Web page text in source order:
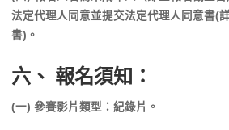
法定代理人同意並提交法定代理人同意書(
書)。
六、 報名須知：
(一) 參賽影片類型：紀錄片。